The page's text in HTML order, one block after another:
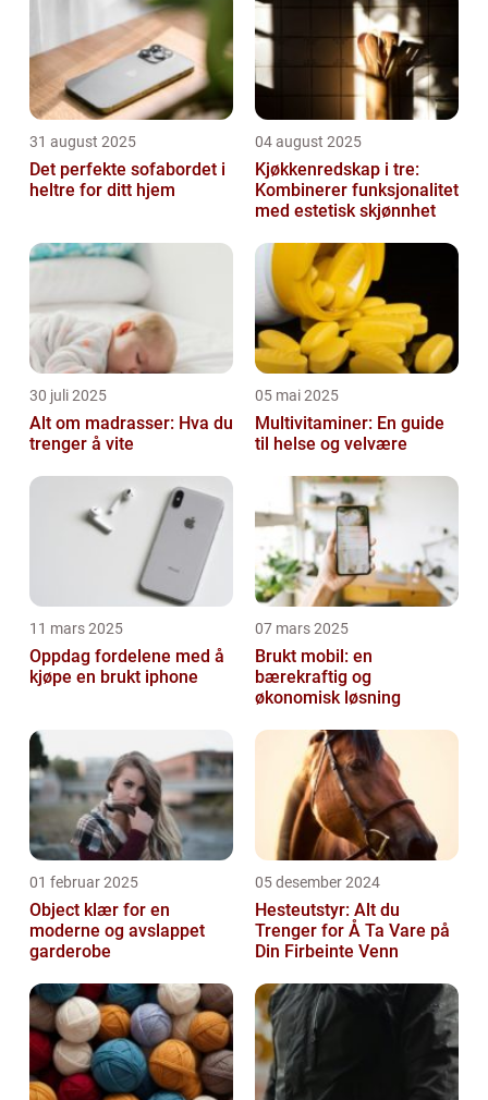
31 august 2025
Det perfekte sofabordet i
heltre for ditt hjem
04 august 2025
Kjøkkenredskap i tre:
Kombinerer funksjonalitet
med estetisk skjønnhet
30 juli 2025
Alt om madrasser: Hva du
trenger å vite
05 mai 2025
Multivitaminer: En guide
til helse og velvære
11 mars 2025
Oppdag fordelene med å
kjøpe en brukt iphone
07 mars 2025
Brukt mobil: en
bærekraftig og
økonomisk løsning
01 februar 2025
Object klær for en
moderne og avslappet
garderobe
05 desember 2024
Hesteutstyr: Alt du
Trenger for Å Ta Vare på
Din Firbeinte Venn